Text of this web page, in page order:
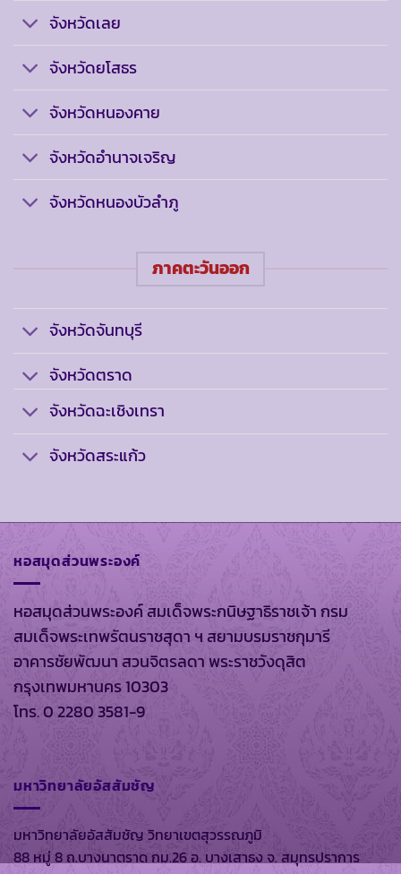
จังหวัดเลย
จังหวัดยโสธร
จังหวัดหนองคาย
จังหวัดอำนาจเจริญ
จังหวัดหนองบัวลำภู
ภาคตะวันออก
จังหวัดจันทบุรี
จังหวัดตราด
จังหวัดฉะเชิงเทรา
จังหวัดสระแก้ว
หอสมุดส่วนพระองค์
หอสมุดส่วนพระองค์ สมเด็จพระกนิษฐาธิราชเจ้า กรม
สมเด็จพระเทพรัตนราชสุดา ฯ สยามบรมราชกุมารี
อาคารชัยพัฒนา สวนจิตรลดา พระราชวังดุสิต
กรุงเทพมหานคร 10303
โทร. 0 2280 3581-9
มหาวิทยาลัยอัสสัมชัญ
มหาวิทยาลัยอัสสัมชัญ วิทยาเขตสุวรรณภูมิ
88 หมู่ 8 ถ.บางนาตราด กม.26 อ. บางเสาธง จ. สมุทรปราการ